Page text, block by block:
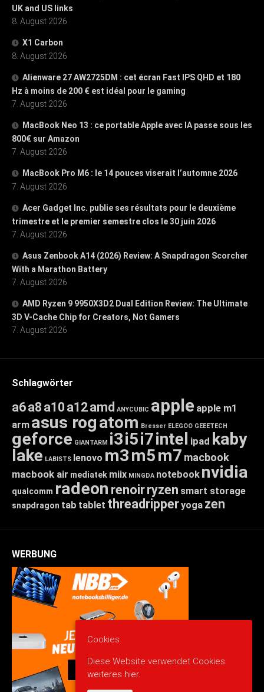
UK and US links
8. August 2026
X1 Carbon
8. August 2026
Alienware 27 AW2725DM : cet écran Fast IPS QHD et 180
Hz à moins de 200 € est idéal pour le gaming
7. August 2026
MacBook Neo 13 : ce portable Apple avec IA passe sous les
800€ sur Amazon
7. August 2026
MacBook Pro M6 : le 14 pouces viserait l’automne 2026
7. August 2026
Acer Gadget Inc. publie ses résultats pour le deuxième
trimestre et le premier semestre clos le 30 juin 2026
7. August 2026
Asus Zenbook A14 (2026) Review: A Snapdragon Scorcher
With a Marathon Battery
7. August 2026
AMD Ryzen 9 9950X3D2 Dual Edition Review: The Ultimate
3D V-Cache Chip for Creators, Not Gamers
7. August 2026
Schlagwörter
a6a8 a10 a12amd ANYCUBIC apple apple m1
arm asus rogatom Bresser ELEGOO GEEETECH
geforce GIANTARM i3i5i7intel ipad kaby
lake LABISTS lenovo m3m5m7 macbook
macbook air mediatek miix MINGDA notebook nvidia
qualcomm radeon renoirryzen smart storage
snapdragon tab tablet threadripperyoga zen
WERBUNG
Cookies
Diese Website verwendet Cookies:
weiteres hier.